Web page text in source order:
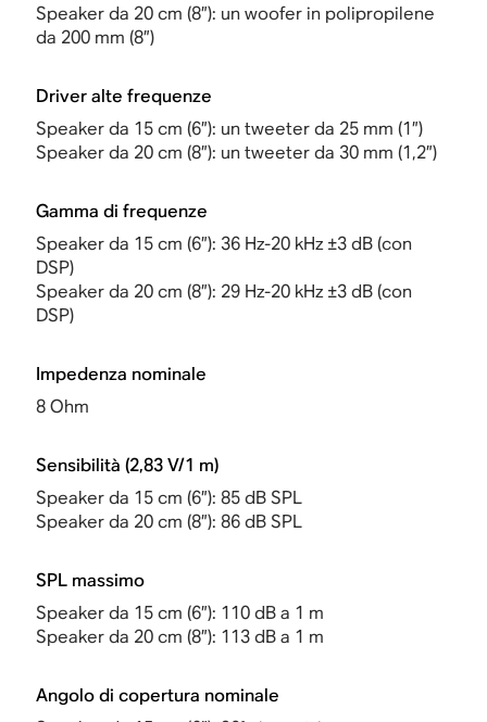
Speaker da 20 cm (8”): un woofer in polipropilene
da 200 mm (8”)
Driver alte frequenze
Speaker da 15 cm (6”): un tweeter da 25 mm (1”)
Speaker da 20 cm (8”): un tweeter da 30 mm (1,2”)
Gamma di frequenze
Speaker da 15 cm (6”): 36 Hz-20 kHz ±3 dB (con
DSP)
Speaker da 20 cm (8”): 29 Hz-20 kHz ±3 dB (con
DSP)
Impedenza nominale
8 Ohm
Sensibilità (2,83 V/1 m)
Speaker da 15 cm (6”): 85 dB SPL
Speaker da 20 cm (8”): 86 dB SPL
SPL massimo
Speaker da 15 cm (6”): 110 dB a 1 m
Speaker da 20 cm (8”): 113 dB a 1 m
Angolo di copertura nominale